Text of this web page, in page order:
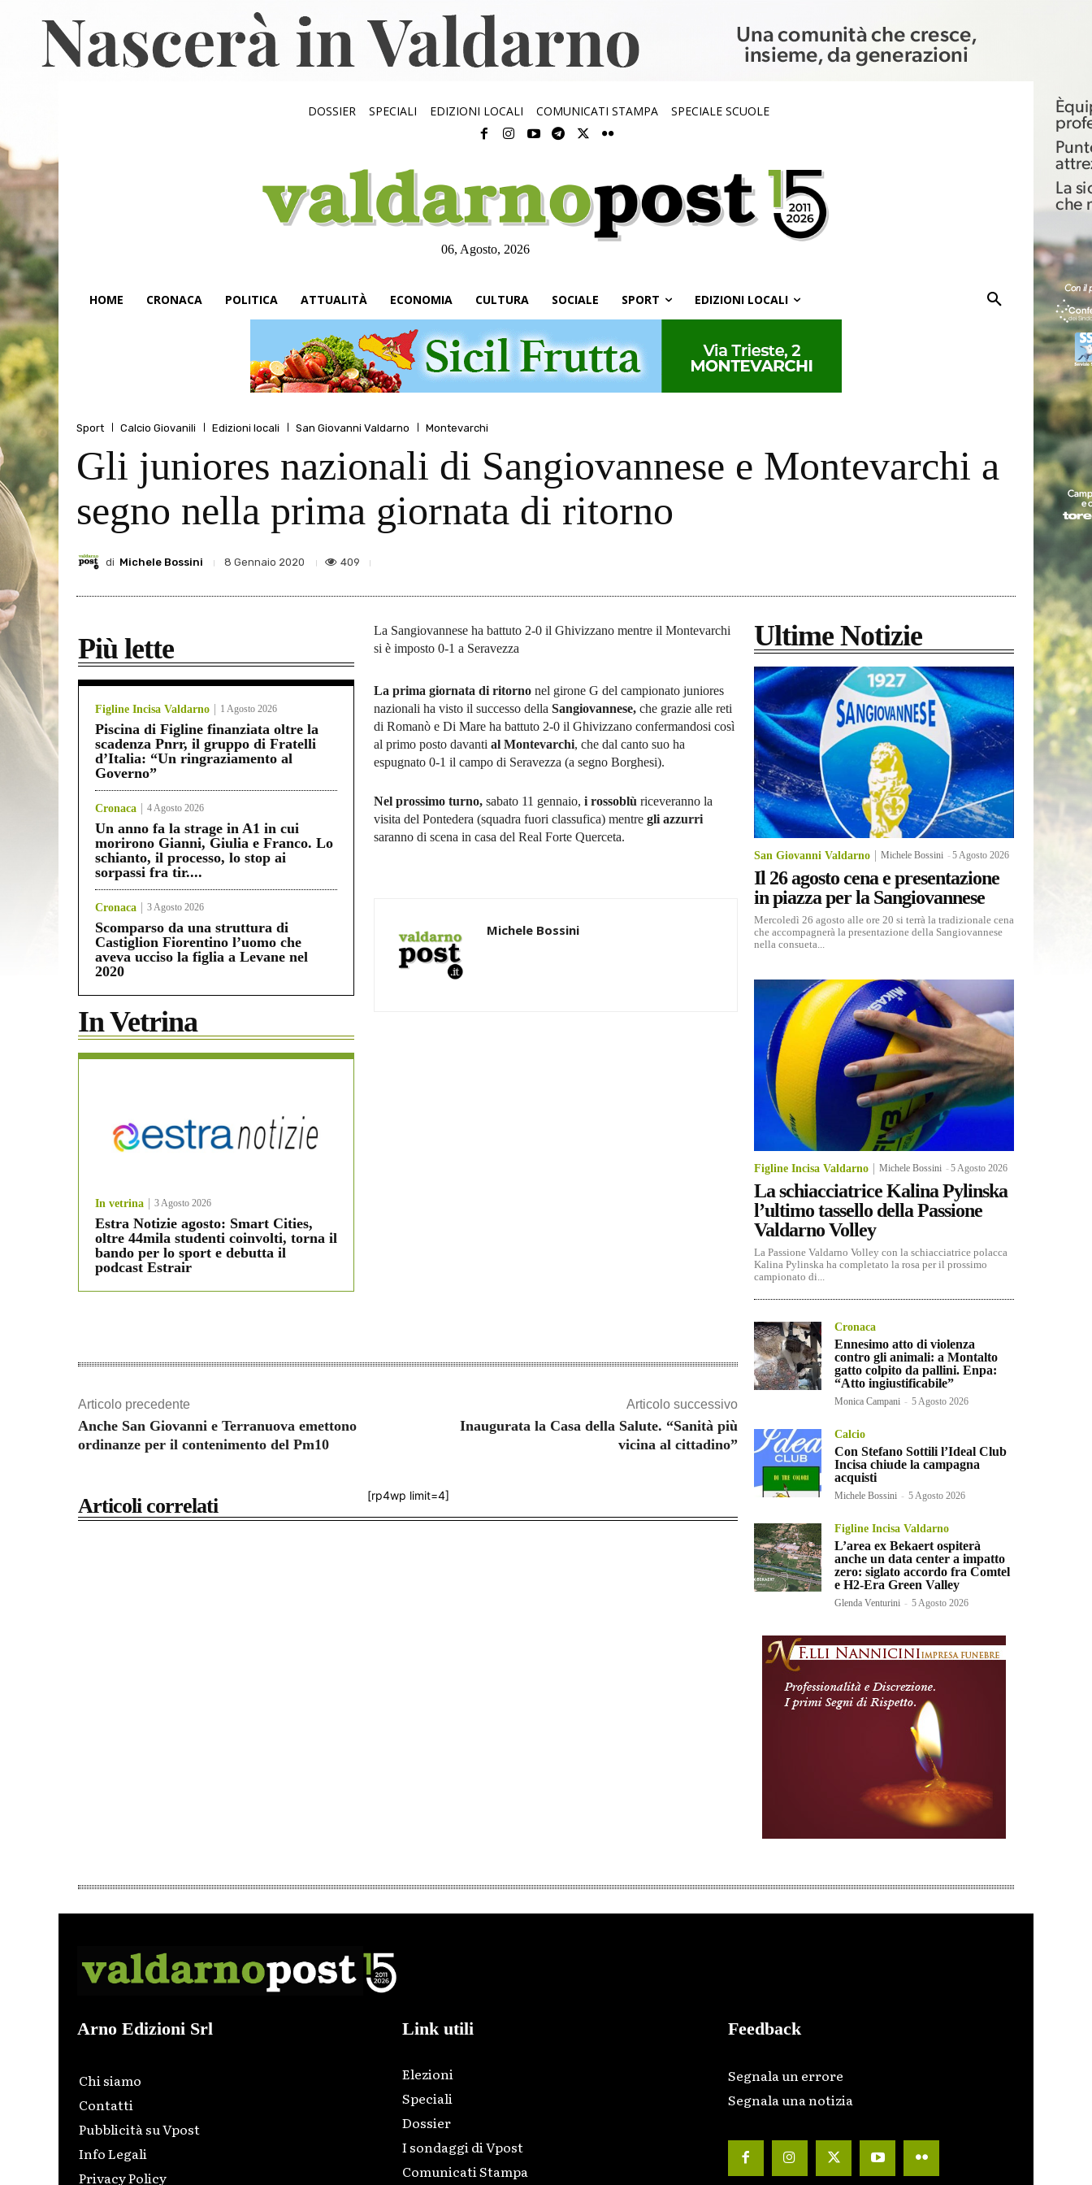
DOSSIER SPECIALI EDIZIONI LOCALI COMUNICATI STAMPA SPECIALE SCUOLE
06, Agosto, 2026
HOME CRONACA POLITICA ATTUALITÀ ECONOMIA CULTURA SOCIALE SPORT EDIZIONI LOCALI
Sport Calcio Giovanili Edizioni locali San Giovanni Valdarno Montevarchi
Gli juniores nazionali di Sangiovannese e Montevarchi a
segno nella prima giornata di ritorno
di Michele Bossini 8 Gennaio 2020 409
Più lette
Figline Incisa Valdarno 1 Agosto 2026
Piscina di Figline finanziata oltre la
scadenza Pnrr, il gruppo di Fratelli
d’Italia: “Un ringraziamento al
Governo”
Cronaca 4 Agosto 2026
Un anno fa la strage in A1 in cui
morirono Gianni, Giulia e Franco. Lo
schianto, il processo, lo stop ai
sorpassi fra tir....
Cronaca 3 Agosto 2026
Scomparso da una struttura di
Castiglion Fiorentino l’uomo che
aveva ucciso la figlia a Levane nel
2020
In Vetrina
In vetrina 3 Agosto 2026
Estra Notizie agosto: Smart Cities,
oltre 44mila studenti coinvolti, torna il
bando per lo sport e debutta il
podcast Estrair
La Sangiovannese ha battuto 2-0 il Ghivizzano mentre il Montevarchi
si è imposto 0-1 a Seravezza
La prima giornata di ritorno nel girone G del campionato juniores
nazionali ha visto il successo della Sangiovannese, che grazie alle reti
di Romanò e Di Mare ha battuto 2-0 il Ghivizzano confermandosi così
al primo posto davanti al Montevarchi, che dal canto suo ha
espugnato 0-1 il campo di Seravezza (a segno Borghesi).
Nel prossimo turno, sabato 11 gennaio, i rossoblù riceveranno la
visita del Pontedera (squadra fuori classufica) mentre gli azzurri
saranno di scena in casa del Real Forte Querceta.
Michele Bossini
Articolo precedente
Anche San Giovanni e Terranuova emettono
ordinanze per il contenimento del Pm10
Articolo successivo
Inaugurata la Casa della Salute. “Sanità più
vicina al cittadino”
[rp4wp limit=4]
Articoli correlati
Ultime Notizie
San Giovanni Valdarno Michele Bossini -5 Agosto 2026
Il 26 agosto cena e presentazione
in piazza per la Sangiovannese
Mercoledì 26 agosto alle ore 20 si terrà la tradizionale cena
che accompagnerà la presentazione della Sangiovannese
nella consueta...
Figline Incisa Valdarno Michele Bossini -5 Agosto 2026
La schiacciatrice Kalina Pylinska
l’ultimo tassello della Passione
Valdarno Volley
La Passione Valdarno Volley con la schiacciatrice polacca
Kalina Pylinska ha completato la rosa per il prossimo
campionato di...
Cronaca
Ennesimo atto di violenza
contro gli animali: a Montalto
gatto colpito da pallini. Enpa:
“Atto ingiustificabile”
Monica Campani - 5 Agosto 2026
Calcio
Con Stefano Sottili l’Ideal Club
Incisa chiude la campagna
acquisti
Michele Bossini - 5 Agosto 2026
Figline Incisa Valdarno
L’area ex Bekaert ospiterà
anche un data center a impatto
zero: siglato accordo fra Comtel
e H2-Era Green Valley
Glenda Venturini - 5 Agosto 2026
Arno Edizioni Srl
Chi siamo
Contatti
Pubblicità su Vpost
Info Legali
Privacy Policy
Link utili
Elezioni
Speciali
Dossier
I sondaggi di Vpost
Comunicati Stampa
Feedback
Segnala un errore
Segnala una notizia